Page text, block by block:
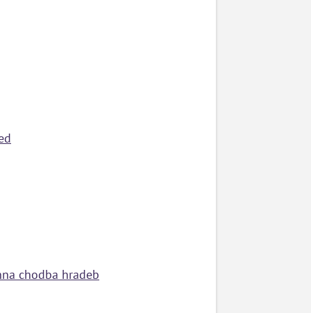
chodba hradeb